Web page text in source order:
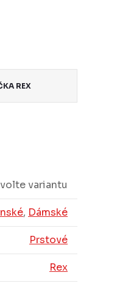
REX
variantu
, Dámské
Prstové
Rex